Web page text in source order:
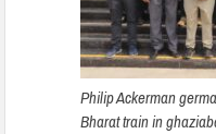
Philip Ackerman
Bharat train in